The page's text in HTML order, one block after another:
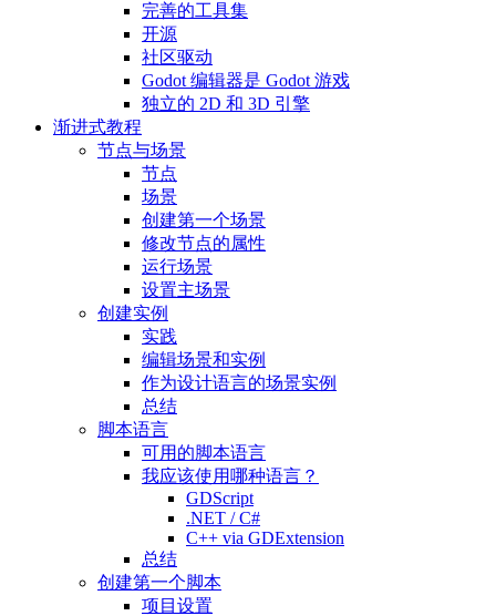
完善的工具集
开源
社区驱动
Godot 编辑器是 Godot 游戏
独立的 2D 和 3D 引擎
渐进式教程
节点与场景
节点
场景
创建第一个场景
修改节点的属性
运行场景
设置主场景
创建实例
实践
编辑场景和实例
作为设计语言的场景实例
总结
脚本语言
可用的脚本语言
我应该使用哪种语言？
GDScript
.NET / C#
C++ via GDExtension
总结
创建第一个脚本
项目设置